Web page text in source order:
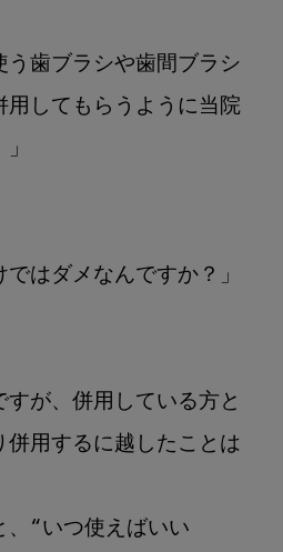
う歯ブラシや歯間ブラシ
用してもらうように当院
ではダメなんですか？」
すが、併用している方と
併用するに越したことは
、“いつ使えばいい